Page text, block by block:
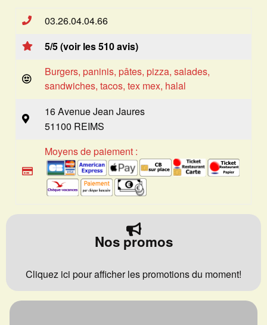
03.26.04.04.66
5/5 (voir les 510 avis)
Burgers, paninis, pâtes, pizza, salades,
sandwiches, tacos, tex mex, halal
16 Avenue Jean Jaures
51100 REIMS
Moyens de paiement :
Nos promos
Cliquez ici pour afficher les promotions du moment!